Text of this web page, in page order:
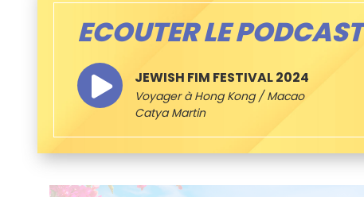
ECOUTER LE PODCAST
JEWISH FIM FESTIVAL 2024
Voyager à Hong Kong / Macao
Catya Martin